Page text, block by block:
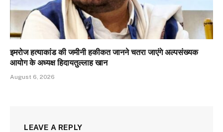
इमरोज हत्याकांड की जमीनी हकीकत जानने चतरा जाएंगे अल्पसंख्यक
आयोग के अध्यक्ष हिदायतुल्लाह खान
August 6, 2026
LEAVE A REPLY